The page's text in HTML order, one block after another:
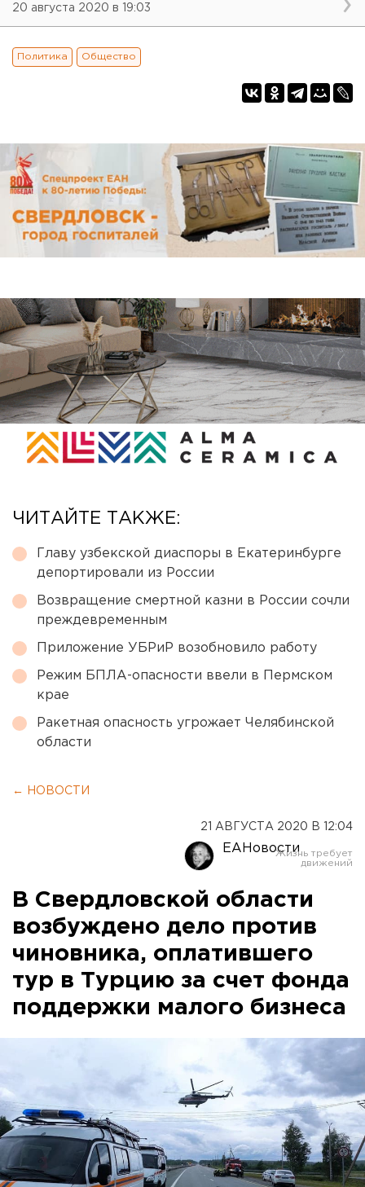
20 августа 2020 в 19:03
Политика Общество
ЧИТАЙТЕ ТАКЖЕ:
Главу узбекской диаспоры в Екатеринбурге
депортировали из России
Возвращение смертной казни в России сочли
преждевременным
Приложение УБРиР возобновило работу
Режим БПЛА-опасности ввели в Пермском
крае
Ракетная опасность угрожает Челябинской
области
← НОВОСТИ
21 АВГУСТА 2020 В 12:04
ЕАНовости
В Свердловской области
возбуждено дело против
чиновника, оплатившего
тур в Турцию за счет фонда
поддержки малого бизнеса